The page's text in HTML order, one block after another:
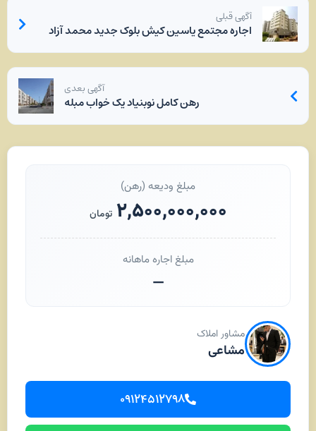
آگهی قبلی
اجاره مجتمع یاسین کیش بلوک جدید محمد آزاد
آگهی بعدی
رهن کامل نوبنیاد یک خواب مبله
مبلغ ودیعه (رهن)
۲,۵۰۰,۰۰۰,۰۰۰ تومان
مبلغ اجاره ماهانه
—
مشاور املاک
مشاعی
۰۹۱۲۴۵۱۲۷۹۸